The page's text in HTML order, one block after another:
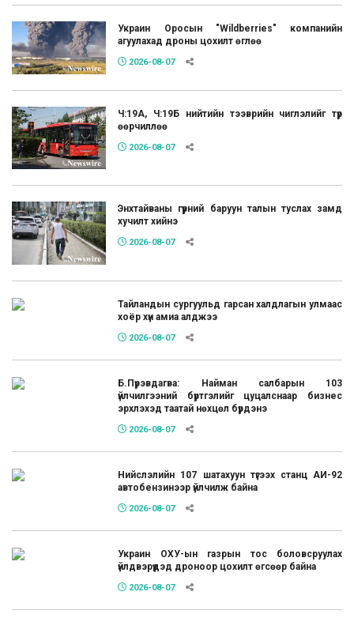
Украин Оросын "Wildberries" компанийн
агуулахад дроны цохилт өглөө
2026-08-07
Ч:19А, Ч:19Б нийтийн тээврийн чиглэлийг түр
өөрчиллөө
2026-08-07
Энхтайваны гүүрний баруун талын туслах замд
хучилт хийнэ
2026-08-07
Тайландын сургуульд гарсан халдлагын улмаас
хоёр хүн амиа алджээ
2026-08-07
Б.Пүрэвдагва: Найман салбарын 103
үйлчилгээний бүртгэлийг цуцалснаар бизнес
эрхлэхэд таатай нөхцөл бүрдэнэ
2026-08-07
Нийслэлийн 107 шатахуун түгээх станц АИ-92
автобензинээр үйлчилж байна
2026-08-07
Украин ОХУ-ын газрын тос боловсруулах
үйлдвэрүүдэд дроноор цохилт өгсөөр байна
2026-08-07